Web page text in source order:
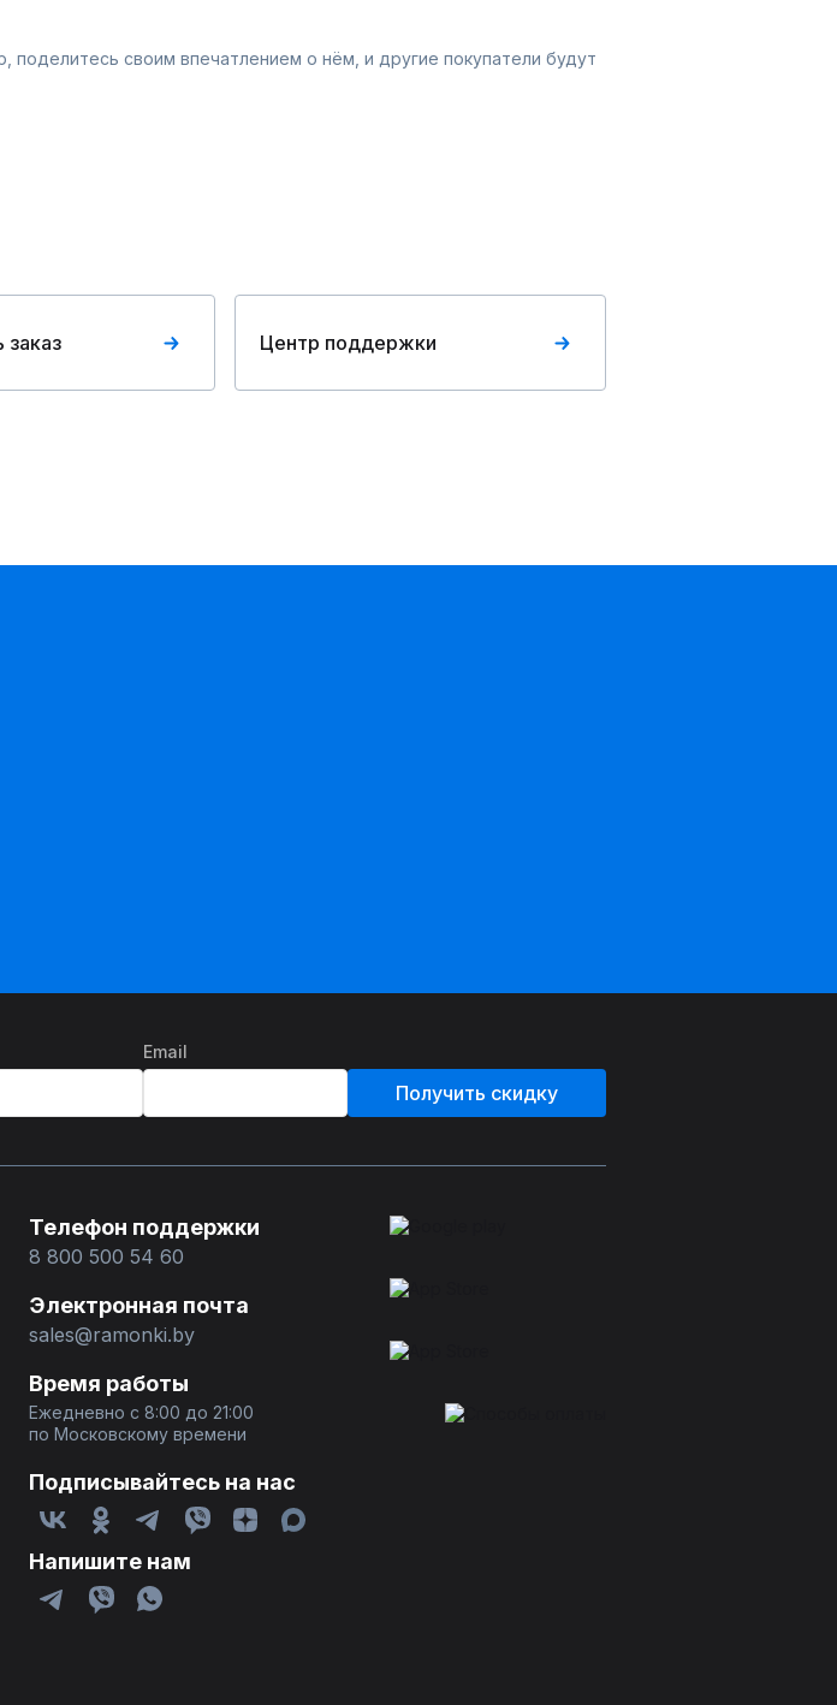
поделитесь своим впечатлением о нём, и другие покупатели будут
Центр поддержки
Email
Получить скидку
Телефон поддержки
8 800 500 54 60
Электронная почта
sales@ramonki.by
Время работы
Ежедневно с 8:00 до 21:00
по Московскому времени
Подписывайтесь на нас
Напишите нам